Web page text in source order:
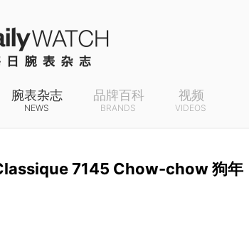
腕表杂志
NEWS
品牌百科
BRANDS
视频
VIDEOS
7145 Chow-chow 狗年